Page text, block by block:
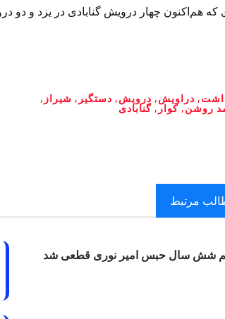
هم‌اکنون چهار درویش گنابادی در یزد و دو
, دراویش, درویش, دستگیر , شیراز ,
روشن, کوار, گنابادی
مرتبط
شش سال حبس امیر نوری قطعی شد